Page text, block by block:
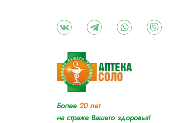
Более 20 лет
на страже Вашего здоровья!